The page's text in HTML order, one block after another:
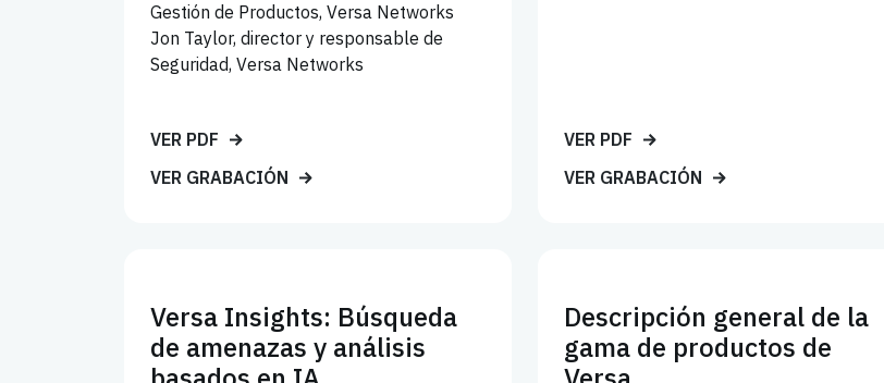
Gestión de Productos, Versa Networks
Jon Taylor, director y responsable de
Seguridad, Versa Networks
VER PDF
VER GRABACIÓN
VER PDF
VER GRABACIÓN
Versa Insights: Búsqueda
de amenazas y análisis
Descripción general de la
gama de productos de